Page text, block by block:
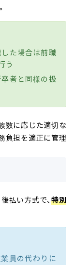
た場合は前職
う
者と同様の扱
数に応じた適切な
負担を適正に管理
払い方式で、 特別
員の代わりに